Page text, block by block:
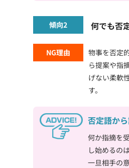
傾向2 何でも否
NG理由
物事を否定
ら提案や指
げない柔軟
す。
否定語か
何か指摘を
し始めるの
一旦相手の